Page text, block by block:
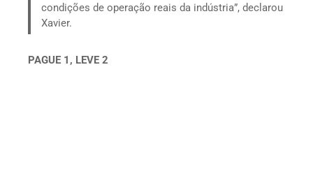
condições de operação reais da indústria”, declarou
Xavier.
PAGUE 1, LEVE 2